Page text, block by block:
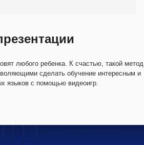
любого ребенка. К счастью, такой метод
сделать обучение интересным и
языков с помощью видеоигр.